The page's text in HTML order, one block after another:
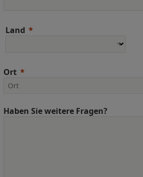
Land
Ort
Haben Sie weitere Fragen?